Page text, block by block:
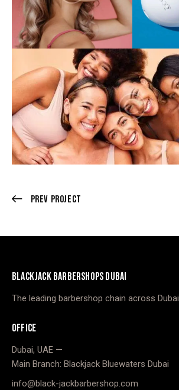
Prev Project
BLACKJACK BARBERSHOPS DUBAI
The leading barbershop chain across Dubai.
OFFICE
Dubai, UAE —
Main Branch: Blackjack Bluewaters Dubai
info@black-jackbarbershop.com